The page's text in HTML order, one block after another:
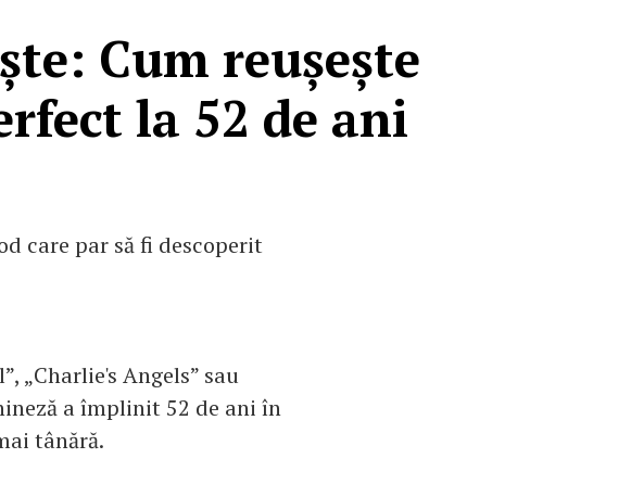
Cum reușește
la 52 de ani
care par să fi descoperit
„Charlie's Angels” sau
a împlinit 52 de ani în
tânără.